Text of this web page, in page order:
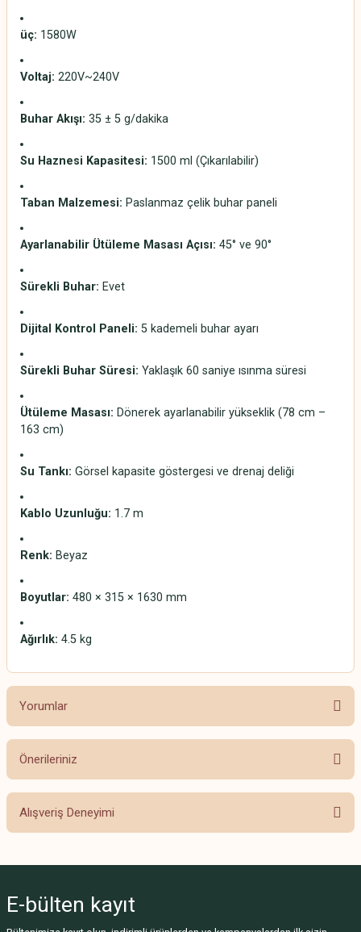
üç: 1580W
Voltaj: 220V~240V
Buhar Akışı: 35 ± 5 g/dakika
Su Haznesi Kapasitesi: 1500 ml (Çıkarılabilir)
Taban Malzemesi: Paslanmaz çelik buhar paneli
Ayarlanabilir Ütüleme Masası Açısı: 45° ve 90°
Sürekli Buhar: Evet
Dijital Kontrol Paneli: 5 kademeli buhar ayarı
Sürekli Buhar Süresi: Yaklaşık 60 saniye ısınma süresi
Ütüleme Masası: Dönerek ayarlanabilir yükseklik (78 cm –
163 cm)
Su Tankı: Görsel kapasite göstergesi ve drenaj deliği
Kablo Uzunluğu: 1.7 m
Renk: Beyaz
Boyutlar: 480 × 315 × 1630 mm
Ağırlık: 4.5 kg
Yorumlar
Bu ürüne ilk yorumu siz yapın!
Önerileriniz
Bu ürünün fiyat bilgisi, resim, ürün açıklamalarında ve diğer konularda
yetersiz gördüğünüz noktaları öneri formunu kullanarak tarafımıza
iletebilirsiniz.
Ürün açıklamasında eksik bilgiler bulunuyor.
Alışveriş Deneyimi
E-bülten kayıt